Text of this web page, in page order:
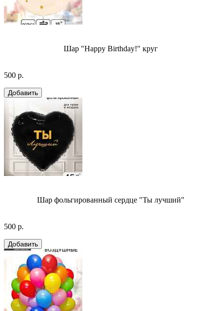
Шар "Happy Birthday!" круг
500 р.
Шар фольгированный сердце "Ты лучший"
500 р.